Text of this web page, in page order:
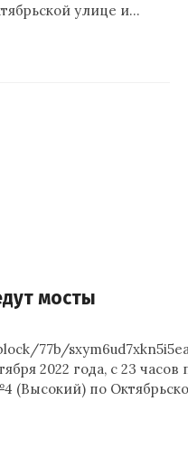
улице и…
мосты
77b/
2022 года, с 23 часов
(Высокий) по